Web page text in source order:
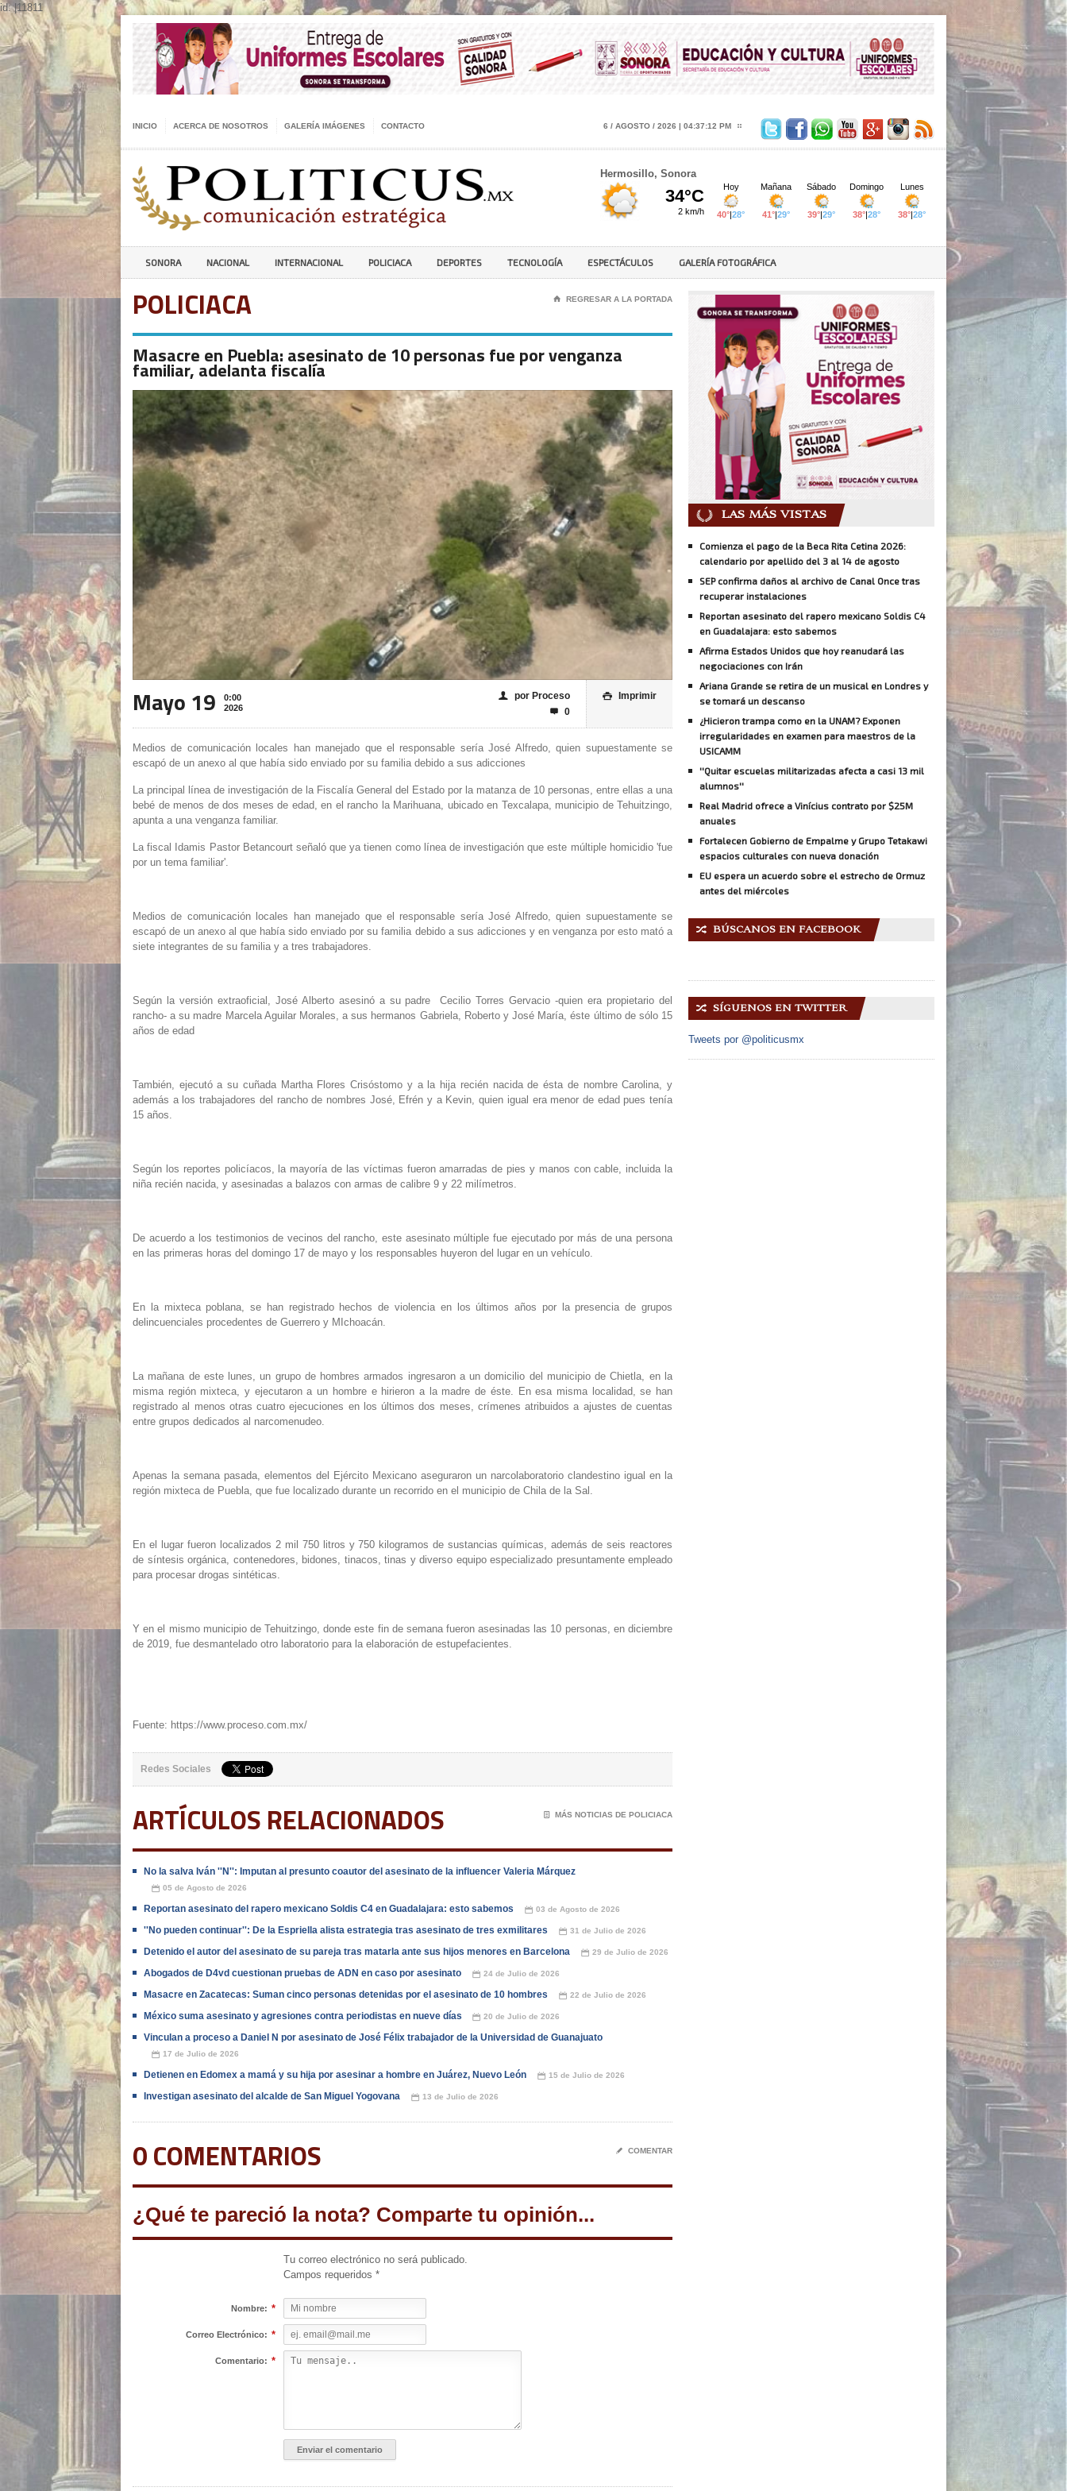
id: |11811
INICIO ACERCA DE NOSOTROS GALERÍA IMÁGENES CONTACTO 6 / AGOSTO / 2026 | 04:37:14 PM
Hermosillo, Sonora
SONORA NACIONAL INTERNACIONAL POLICIACA DEPORTES TECNOLOGÍA ESPECTÁCULOS GALERÍA FOTOGRÁFICA
POLICIACA ⌂ REGRESAR A LA PORTADA
Masacre en Puebla: asesinato de 10 personas fue por venganza
familiar, adelanta fiscalía
Mayo 19
0:00
2026
 Imprimir
👤 por Proceso
 0
Medios de comunicación locales han manejado que el responsable sería José Alfredo, quien supuestamente se
escapó de un anexo al que había sido enviado por su familia debido a sus adicciones
La principal línea de investigación de la Fiscalía General del Estado por la matanza de 10 personas, entre ellas a una
bebé de menos de dos meses de edad, en el rancho la Marihuana, ubicado en Texcalapa, municipio de Tehuitzingo,
apunta a una venganza familiar.
La fiscal Idamis Pastor Betancourt señaló que ya tienen como línea de investigación que este múltiple homicidio 'fue
por un tema familiar'.
Medios de comunicación locales han manejado que el responsable sería José Alfredo, quien supuestamente se
escapó de un anexo al que había sido enviado por su familia debido a sus adicciones y en venganza por esto mató a
siete integrantes de su familia y a tres trabajadores.
Según la versión extraoficial, José Alberto asesinó a su padre Cecilio Torres Gervacio -quien era propietario del
rancho- a su madre Marcela Aguilar Morales, a sus hermanos Gabriela, Roberto y José María, éste último de sólo 15
años de edad
También, ejecutó a su cuñada Martha Flores Crisóstomo y a la hija recién nacida de ésta de nombre Carolina, y
además a los trabajadores del rancho de nombres José, Efrén y a Kevin, quien igual era menor de edad pues tenía
15 años.
Según los reportes policíacos, la mayoría de las víctimas fueron amarradas de pies y manos con cable, incluida la
niña recién nacida, y asesinadas a balazos con armas de calibre 9 y 22 milímetros.
De acuerdo a los testimonios de vecinos del rancho, este asesinato múltiple fue ejecutado por más de una persona
en las primeras horas del domingo 17 de mayo y los responsables huyeron del lugar en un vehículo.
En la mixteca poblana, se han registrado hechos de violencia en los últimos años por la presencia de grupos
delincuenciales procedentes de Guerrero y MIchoacán.
La mañana de este lunes, un grupo de hombres armados ingresaron a un domicilio del municipio de Chietla, en la
misma región mixteca, y ejecutaron a un hombre e hirieron a la madre de éste. En esa misma localidad, se han
registrado al menos otras cuatro ejecuciones en los últimos dos meses, crímenes atribuidos a ajustes de cuentas
entre grupos dedicados al narcomenudeo.
Apenas la semana pasada, elementos del Ejército Mexicano aseguraron un narcolaboratorio clandestino igual en la
región mixteca de Puebla, que fue localizado durante un recorrido en el municipio de Chila de la Sal.
En el lugar fueron localizados 2 mil 750 litros y 750 kilogramos de sustancias químicas, además de seis reactores
de síntesis orgánica, contenedores, bidones, tinacos, tinas y diverso equipo especializado presuntamente empleado
para procesar drogas sintéticas.
Y en el mismo municipio de Tehuitzingo, donde este fin de semana fueron asesinadas las 10 personas, en diciembre
de 2019, fue desmantelado otro laboratorio para la elaboración de estupefacientes.
Fuente: https://www.proceso.com.mx/
Redes Sociales
ARTÍCULOS RELACIONADOS 📄 MÁS NOTICIAS DE POLICIACA
No la salva Iván ''N'': Imputan al presunto coautor del asesinato de la influencer Valeria Márquez
📅 05 de Agosto de 2026
Reportan asesinato del rapero mexicano Soldis C4 en Guadalajara: esto sabemos 📅 03 de Agosto de 2026
''No pueden continuar'': De la Espriella alista estrategia tras asesinato de tres exmilitares 📅 31 de Julio de 2026
Detenido el autor del asesinato de su pareja tras matarla ante sus hijos menores en Barcelona 📅 29 de Julio de 2026
Abogados de D4vd cuestionan pruebas de ADN en caso por asesinato 📅 24 de Julio de 2026
Masacre en Zacatecas: Suman cinco personas detenidas por el asesinato de 10 hombres 📅 22 de Julio de 2026
México suma asesinato y agresiones contra periodistas en nueve días 📅 20 de Julio de 2026
Vinculan a proceso a Daniel N por asesinato de José Félix trabajador de la Universidad de Guanajuato
📅 17 de Julio de 2026
Detienen en Edomex a mamá y su hija por asesinar a hombre en Juárez, Nuevo León 📅 15 de Julio de 2026
Investigan asesinato del alcalde de San Miguel Yogovana 📅 13 de Julio de 2026
0 COMENTARIOS ✎ COMENTAR
¿Qué te pareció la nota? Comparte tu opinión...
Tu correo electrónico no será publicado.
Campos requeridos *
Nombre: *
Correo Electrónico: *
Comentario: *
LAS MÁS VISTAS
Comienza el pago de la Beca Rita Cetina 2026:
calendario por apellido del 3 al 14 de agosto
SEP confirma daños al archivo de Canal Once tras
recuperar instalaciones
Reportan asesinato del rapero mexicano Soldis C4
en Guadalajara: esto sabemos
Afirma Estados Unidos que hoy reanudará las
negociaciones con Irán
Ariana Grande se retira de un musical en Londres y
se tomará un descanso
¿Hicieron trampa como en la UNAM? Exponen
irregularidades en examen para maestros de la
USICAMM
''Quitar escuelas militarizadas afecta a casi 13 mil
alumnos''
Real Madrid ofrece a Vinícius contrato por $25M
anuales
Fortalecen Gobierno de Empalme y Grupo Tetakawi
espacios culturales con nueva donación
EU espera un acuerdo sobre el estrecho de Ormuz
antes del miércoles
🔀 BÚSCANOS EN FACEBOOK
🔀 SÍGUENOS EN TWITTER
Tweets por @politicusmx